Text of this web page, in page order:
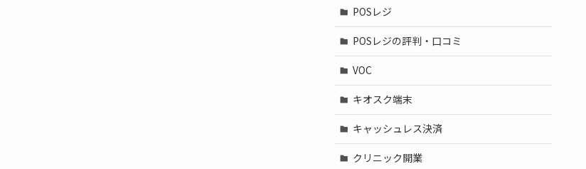
POSレジ
POSレジの評判・口コミ
VOC
キオスク端末
キャッシュレス決済
クリニック開業